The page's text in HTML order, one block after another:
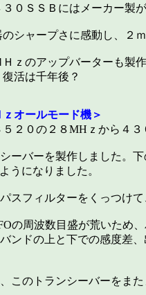
０ＳＳＢにはメーカー製
のシャープさに感動し、２
Ｈｚのアップバーターも製
活は千年後？
ｚオールモード機＞
５２０の２８MHｚから４
ーバーを製作しました。
うになりました。
スフィルターをくっつけ
の周波数目盛が荒いため
ンドの上と下での感度差
このトランシーバーをま